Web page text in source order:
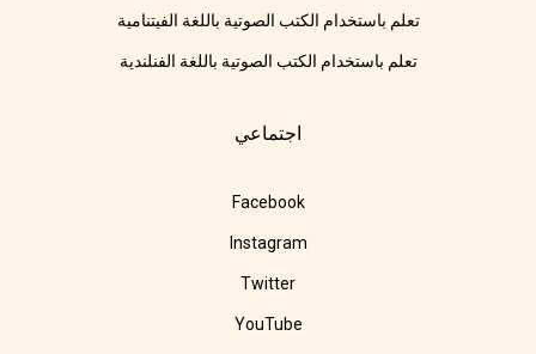
تعلم باستخدام الكتب الصوتية باللغة الفيتنامية
تعلم باستخدام الكتب الصوتية باللغة الفنلندية
اجتماعي
Facebook
Instagram
Twitter
YouTube